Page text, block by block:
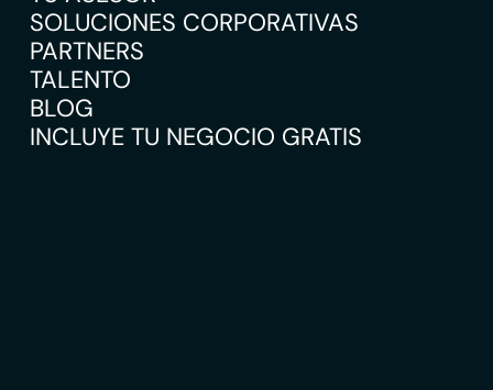
SOLUCIONES CORPORATIVAS
PARTNERS
TALENTO
BLOG
INCLUYE TU NEGOCIO GRATIS